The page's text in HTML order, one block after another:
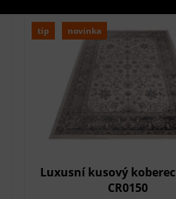
tip novinka
Luxusní kusový
CR0150